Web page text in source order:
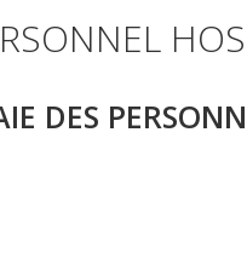
DES